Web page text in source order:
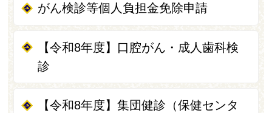
がん検診等個人負担金免除申請
【令和8年度】口腔がん・成人歯科検
診
【令和8年度】集団健診（保健センタ